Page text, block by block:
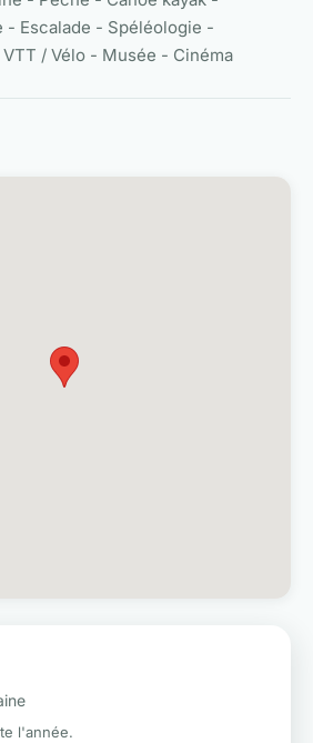
- Escalade - Spéléologie -
/ Vélo - Musée - Cinéma
l'année.